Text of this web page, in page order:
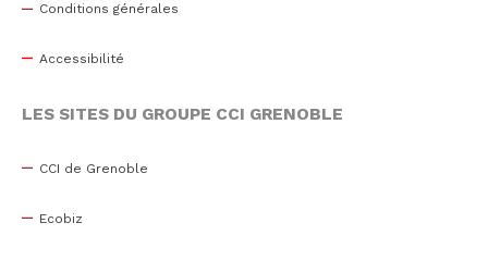
Conditions générales
Accessibilité
LES SITES DU GROUPE CCI GRENOBLE
CCI de Grenoble
Ecobiz